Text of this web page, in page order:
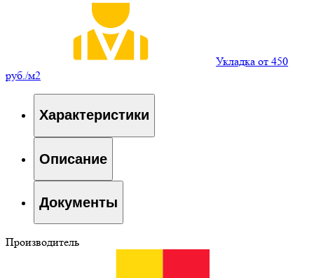
Укладка от 450
руб./м2
Характеристики
Описание
Документы
Производитель